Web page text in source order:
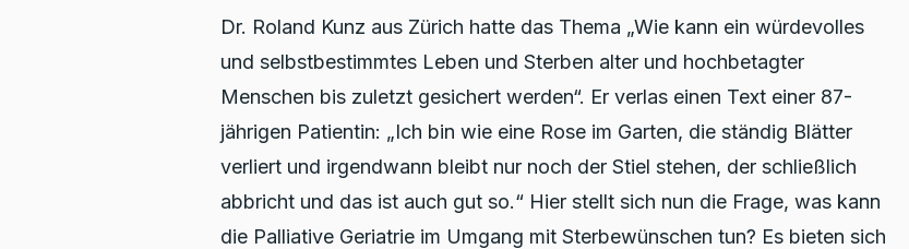
Dr. Roland Kunz aus Zürich hatte das Thema „Wie kann ein würdevolles
und selbstbestimmtes Leben und Sterben alter und hochbetagter
Menschen bis zuletzt gesichert werden“. Er verlas einen Text einer 87-
jährigen Patientin: „Ich bin wie eine Rose im Garten, die ständig Blätter
verliert und irgendwann bleibt nur noch der Stiel stehen, der schließlich
abbricht und das ist auch gut so.“ Hier stellt sich nun die Frage, was kann
die Palliative Geriatrie im Umgang mit Sterbewünschen tun? Es bieten sich